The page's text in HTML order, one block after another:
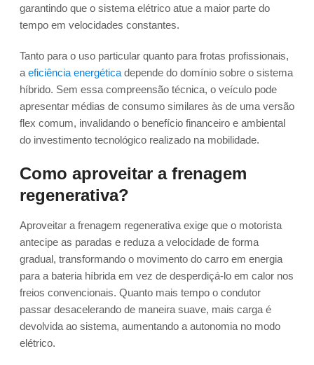
garantindo que o sistema elétrico atue a maior parte do
tempo em velocidades constantes.
Tanto para o uso particular quanto para frotas profissionais,
a eficiência energética depende do domínio sobre o sistema
híbrido. Sem essa compreensão técnica, o veículo pode
apresentar médias de consumo similares às de uma versão
flex comum, invalidando o benefício financeiro e ambiental
do investimento tecnológico realizado na mobilidade.
Como aproveitar a frenagem
regenerativa?
Aproveitar a frenagem regenerativa exige que o motorista
antecipe as paradas e reduza a velocidade de forma
gradual, transformando o movimento do carro em energia
para a bateria híbrida em vez de desperdiçá-lo em calor nos
freios convencionais. Quanto mais tempo o condutor
passar desacelerando de maneira suave, mais carga é
devolvida ao sistema, aumentando a autonomia no modo
elétrico.